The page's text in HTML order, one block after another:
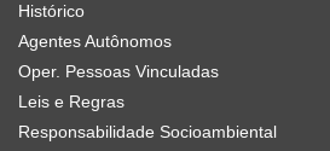
Histórico
Agentes Autônomos
Oper. Pessoas Vinculadas
Leis e Regras
Responsabilidade Socioambiental